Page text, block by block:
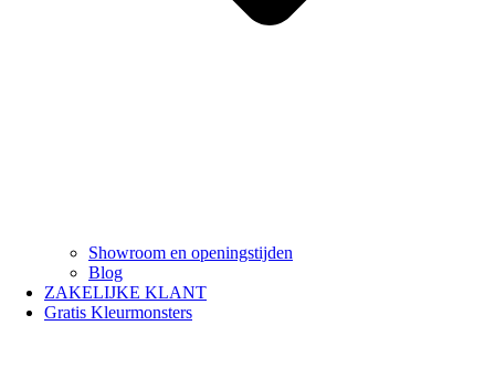
Showroom en openingstijden
Blog
ZAKELIJKE KLANT
Gratis Kleurmonsters